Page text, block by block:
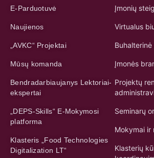
E-Parduotuvė
Naujienos
„AVKC“ Projektai
Mūsų komanda
Bendradarbiaujanys Lektoriai-
ekspertai
„DEPS-Skills“ E-Mokymosi
platforma
Klasteris „Food Technologies
Digitalization LT“
Įmonių
Virtualus
Įmonės
Projektų
Seminarų
Mokymai ir
Klasterių